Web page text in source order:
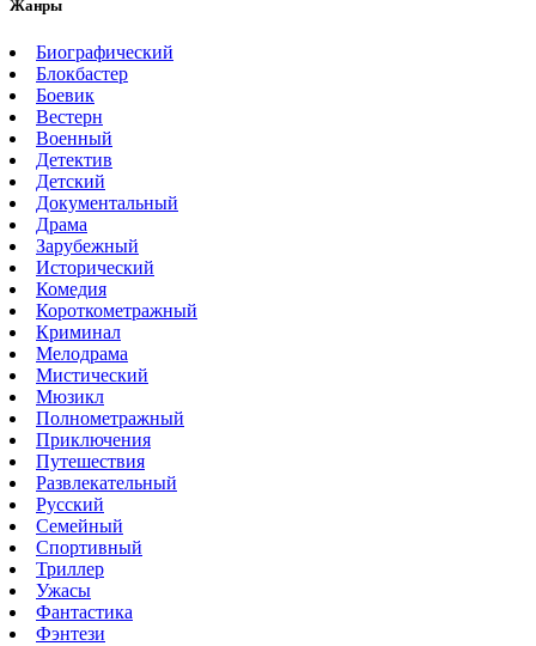
Жанры
Биографический
Блокбастер
Боевик
Вестерн
Военный
Детектив
Детский
Документальный
Драма
Зарубежный
Исторический
Комедия
Короткометражный
Криминал
Мелодрама
Мистический
Мюзикл
Полнометражный
Приключения
Путешествия
Развлекательный
Русский
Семейный
Спортивный
Триллер
Ужасы
Фантастика
Фэнтези